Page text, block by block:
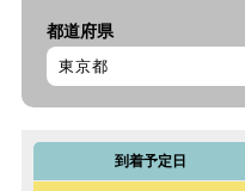
都道府県
到着予定日